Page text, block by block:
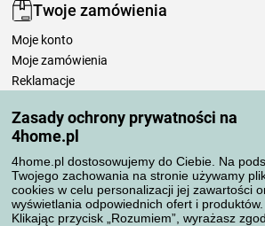
Zasady ochrony prywatności na
4home.pl
4home.pl dostosowujemy do Ciebie. Na
Twojego zachowania na stronie używamy
cookies w celu personalizacji jej zawartości
wyświetlania odpowiednich ofert i produktów.
Klikając przycisk „Rozumiem”, wyrażasz
Twoje zamówienia
Moje konto
Moje zamówienia
Reklamacje
Zasady przetwarzania recenzji
Sposoby transportu